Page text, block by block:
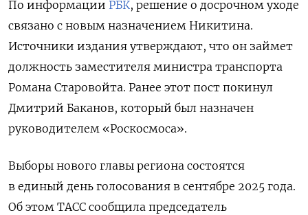
По информации РБК, решение о досрочном уходе
связано с новым назначением Никитина.
Источники издания утверждают, что он займет
должность заместителя министра транспорта
Романа Старовойта. Ранее этот пост покинул
Дмитрий Баканов, который был назначен
руководителем «Роскосмоса».
Выборы нового главы региона состоятся
в единый день голосования в сентябре 2025 года.
Об этом ТАСС сообщила председатель